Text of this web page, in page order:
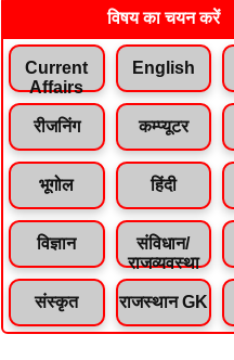
विषय का चयन करें
Current
Affairs
English
रीजनिंग कम्प्यूटर
भूगोल हिंदी
विज्ञान
संविधान/
राजव्यवस्था
संस्कृत राजस्थान GK